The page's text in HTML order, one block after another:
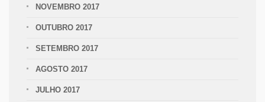
NOVEMBRO 2017
OUTUBRO 2017
SETEMBRO 2017
AGOSTO 2017
JULHO 2017